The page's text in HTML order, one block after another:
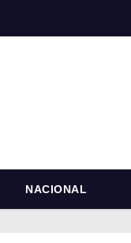
NACIONAL